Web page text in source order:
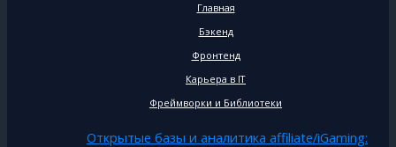
Главная
Бэкенд
Фронтенд
Карьера в IT
Фреймворки и Библиотеки
Открытые базы и аналитика affiliate/iGaming: